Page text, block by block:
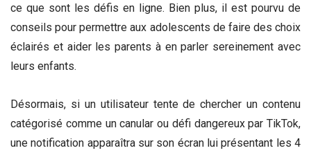
ce que sont les défis en ligne. Bien plus, il est pourvu de
conseils pour permettre aux adolescents de faire des choix
éclairés et aider les parents à en parler sereinement avec
leurs enfants.
Désormais, si un utilisateur tente de chercher un contenu
catégorisé comme un canular ou défi dangereux par TikTok,
une notification apparaîtra sur son écran lui présentant les 4